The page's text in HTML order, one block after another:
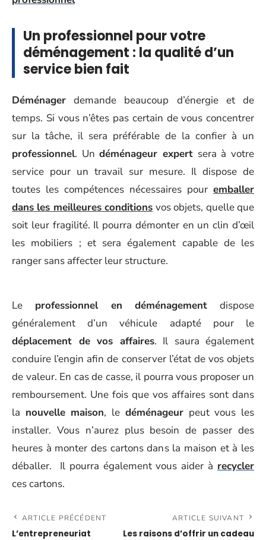
Un professionnel pour votre
déménagement : la qualité d’un
service bien fait
Déménager demande beaucoup d’énergie et de
temps. Si vous n’êtes pas certain de vous concentrer
sur la tâche, il sera préférable de la confier à un
professionnel. Undéménageur expert sera à votre
service pour un travail sur mesure. Il dispose de
toutes les compétences nécessaires pour emballer
dans les meilleures conditions vos objets, quelle que
soit leur fragilité. Il pourra démonter en un clin d’œil
les mobiliers ; et sera également capable de les
ranger sans affecter leur structure.
Le professionnel en déménagement dispose
généralement d’un véhicule adapté pour le
déplacement de vos affaires. Il saura également
conduire l’engin afin de conserver l’état de vos objets
de valeur. En cas de casse, il pourra vous proposer un
remboursement. Une fois que vos affaires sont dans
la nouvelle maison, le déménageurpeut vous les
installer. Vous n’aurez plus besoin de passer des
heures à monter des cartons dans la maison et à les
déballer. Il pourra également vous aider à recycler
ces cartons.
ARTICLE PRÉCÉDENT
L’entrepreneuriat
ARTICLE SUIVANT
Les raisons d’offrir un cadeau